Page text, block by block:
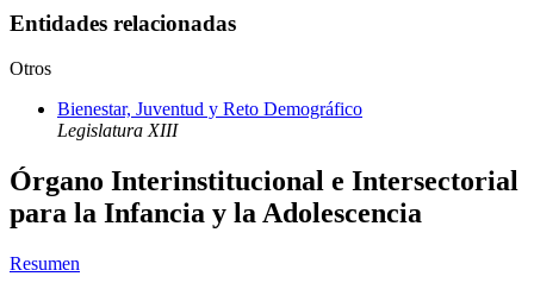
Entidades relacionadas
Otros
Bienestar, Juventud y Reto Demográfico
Legislatura XIII
Órgano Interinstitucional e Intersectorial
para la Infancia y la Adolescencia
Resumen